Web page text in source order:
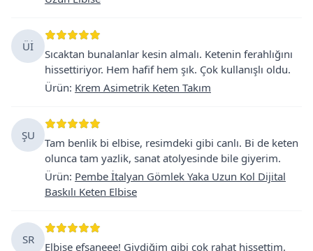
Üİ
Sıcaktan bunalanlar kesin almalı. Ketenin ferahlığını
hissettiriyor. Hem hafif hem şık. Çok kullanışlı oldu.
Ürün: Krem Asimetrik Keten Takım
ŞU
Tam benlik bi elbise, resimdeki gibi canlı. Bi de keten
olunca tam yazlik, sanat atolyesinde bile giyerim.
Ürün: Pembe İtalyan Gömlek Yaka Uzun Kol Dijital
Baskılı Keten Elbise
SR
Elbise efsaneee! Giydiğim gibi cok rahat hissettim.